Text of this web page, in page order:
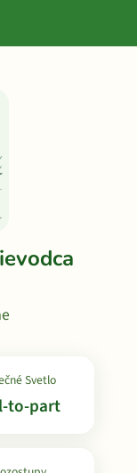
Svetlo
to-part